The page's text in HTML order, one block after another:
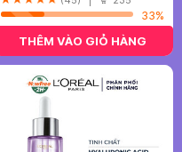
33%
THÊM VÀO GIỎ HÀNG